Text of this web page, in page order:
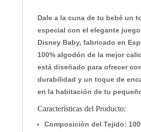
B
Y
Dale a la cuna de tu bebé un
especial con el elegante
Disney Baby, fabricado en
100% algodón de la mejor
está diseñado para ofrecer
durabilidad y un toque de
en la habitación de tu
Características del Producto:
Composición del Tejido: